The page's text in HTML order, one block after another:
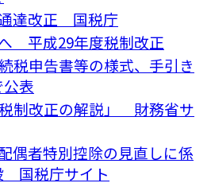
達改正 国税庁
平成29年度税制改正
税申告書等の様式、手引き
表
制改正の解説」 財務省サ
偶者特別控除の見直しに係
国税庁サイト